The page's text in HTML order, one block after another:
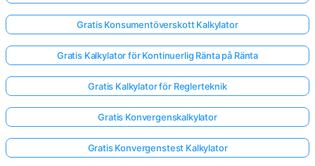
Gratis Konsumentöverskott Kalkylator
Gratis Kalkylator för Kontinuerlig Ränta på Ränta
Gratis Kalkylator för Reglerteknik
Gratis Konvergenskalkylator
Gratis Konvergenstest Kalkylator